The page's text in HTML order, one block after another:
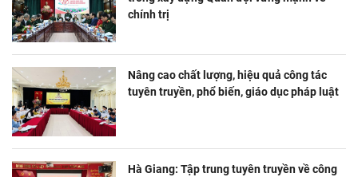
chính trị
Nâng cao chất lượng, hiệu quả công tác
tuyên truyền, phổ biến, giáo dục pháp luật
Hà Giang: Tập trung tuyên truyền về công